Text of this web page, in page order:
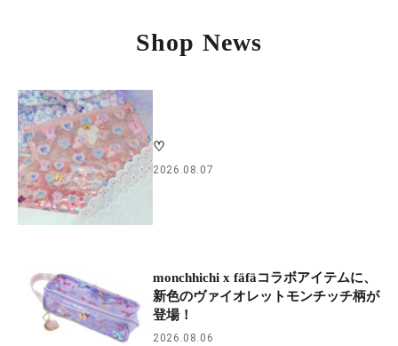
Shop News
♡
2026.08.07
monchhichi x fäfäコラボアイテムに、
新色のヴァイオレットモンチッチ柄が
登場！
2026.08.06